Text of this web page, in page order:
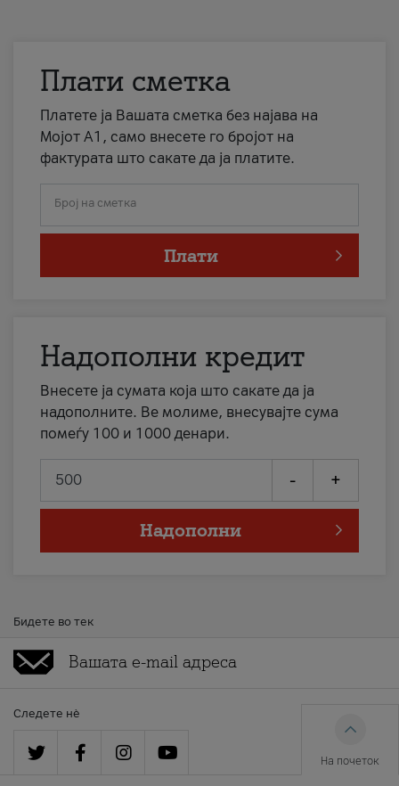
Плати сметка
Платете ја Вашата сметка без најава на
Мојот А1, само внесете го бројот на
фактурата што сакате да ја платите.
Број на сметка
Плати
Надополни кредит
Внесете ја сумата која што сакате да ја
надополните. Ве молиме, внесувајте сума
помеѓу 100 и 1000 денари.
- +
Надополни
Бидете во тек
Следете нè
На почеток